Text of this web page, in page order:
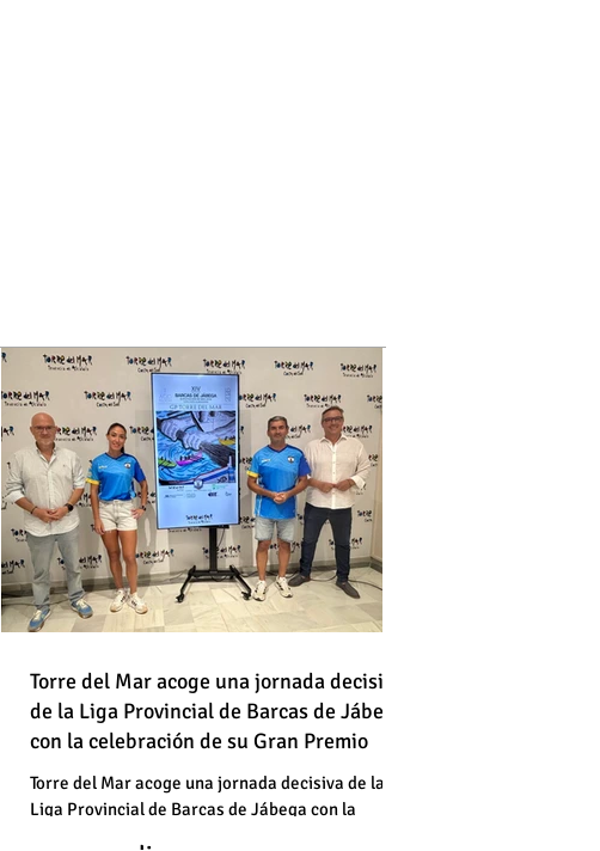
Un vehículo en llamas atraviesa
una vía en Torre del Mar junto a
una gasolinera
Un vehículo en llamas atraviesa
una vía en Torre del Mar junto a
Torre del Mar acoge una jornada decisiva
de la Liga Provincial de Barcas de Jábega
con la celebración de su Gran Premio
Torre del Mar acoge una jornada decisiva de la
Liga Provincial de Barcas de Jábega con la